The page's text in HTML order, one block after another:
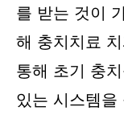
를 받는 것이
해 충치치료
통해 초기 충
있는 시스템을